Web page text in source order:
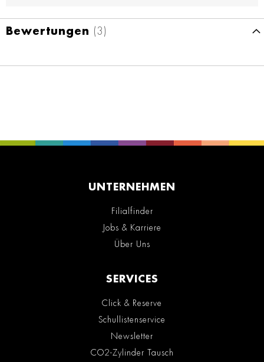
Bewertungen 3
UNTERNEHMEN
Filialfinder
Jobs & Karriere
Über Uns
SERVICES
Click & Reserve
Schullistenservice
Newsletter
CO2-Zylinder Tausch